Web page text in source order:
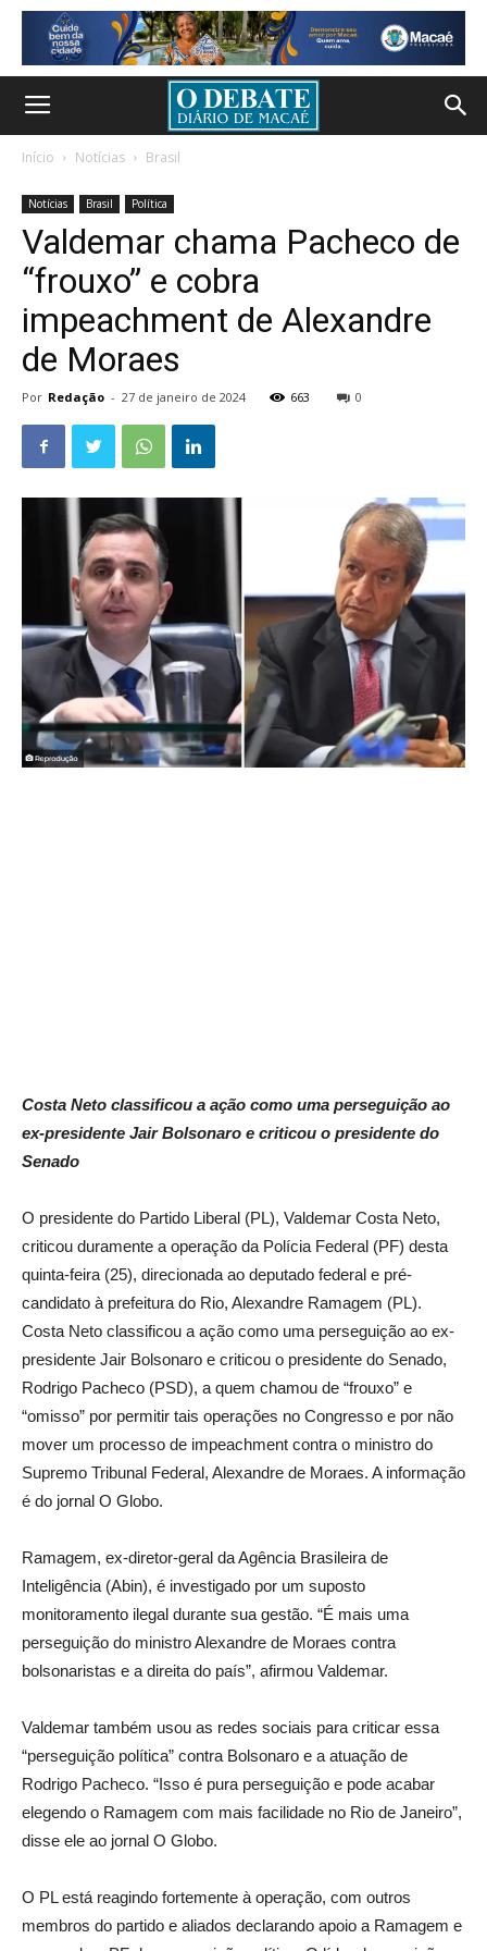
Início Notícias Brasil
Notícias Brasil Política
Valdemar chama Pacheco de
“frouxo” e cobra
impeachment de Alexandre
de Moraes
Por Redação - 27 de janeiro de 2024 663 0
Costa Neto classificou a ação como uma perseguição ao
ex-presidente Jair Bolsonaro e criticou o presidente do
Senado
O presidente do Partido Liberal (PL), Valdemar Costa Neto,
criticou duramente a operação da Polícia Federal (PF) desta
quinta-feira (25), direcionada ao deputado federal e pré-
candidato à prefeitura do Rio, Alexandre Ramagem (PL).
Costa Neto classificou a ação como uma perseguição ao ex-
presidente Jair Bolsonaro e criticou o presidente do Senado,
Rodrigo Pacheco (PSD), a quem chamou de “frouxo” e
“omisso” por permitir tais operações no Congresso e por não
mover um processo de impeachment contra o ministro do
Supremo Tribunal Federal, Alexandre de Moraes. A informação
é do jornal O Globo.
Ramagem, ex-diretor-geral da Agência Brasileira de
Inteligência (Abin), é investigado por um suposto
monitoramento ilegal durante sua gestão. “É mais uma
perseguição do ministro Alexandre de Moraes contra
bolsonaristas e a direita do país”, afirmou Valdemar.
Valdemar também usou as redes sociais para criticar essa
“perseguição política” contra Bolsonaro e a atuação de
Rodrigo Pacheco. “Isso é pura perseguição e pode acabar
elegendo o Ramagem com mais facilidade no Rio de Janeiro”,
disse ele ao jornal O Globo.
O PL está reagindo fortemente à operação, com outros
membros do partido e aliados declarando apoio a Ramagem e